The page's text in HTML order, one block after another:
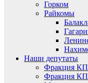
Горком
Райкомы
Наши депутаты
Фракция
Фракция